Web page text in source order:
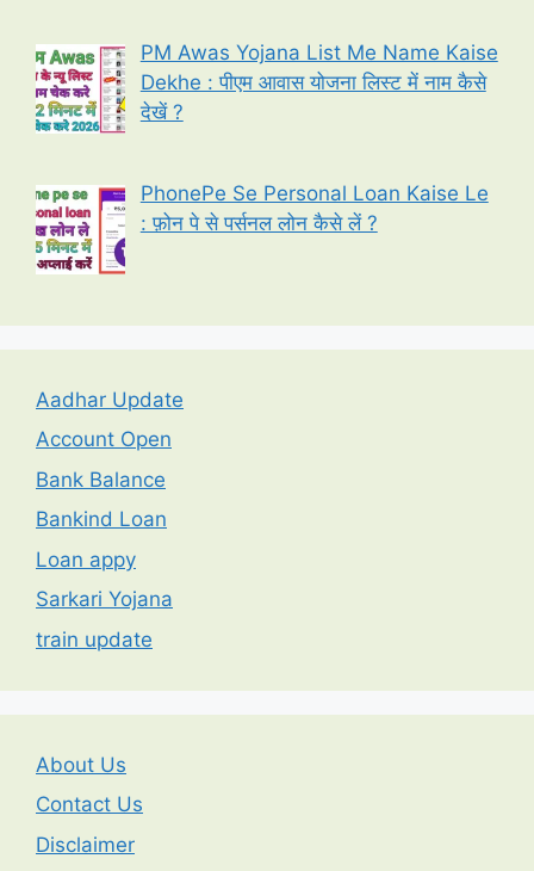
PM Awas Yojana List Me Name Kaise
Dekhe : पीएम आवास योजना लिस्ट में नाम कैसे
देखें ?
PhonePe Se Personal Loan Kaise Le
: फ़ोन पे से पर्सनल लोन कैसे लें ?
Aadhar Update
Account Open
Bank Balance
Bankind Loan
Loan appy
Sarkari Yojana
train update
About Us
Contact Us
Disclaimer